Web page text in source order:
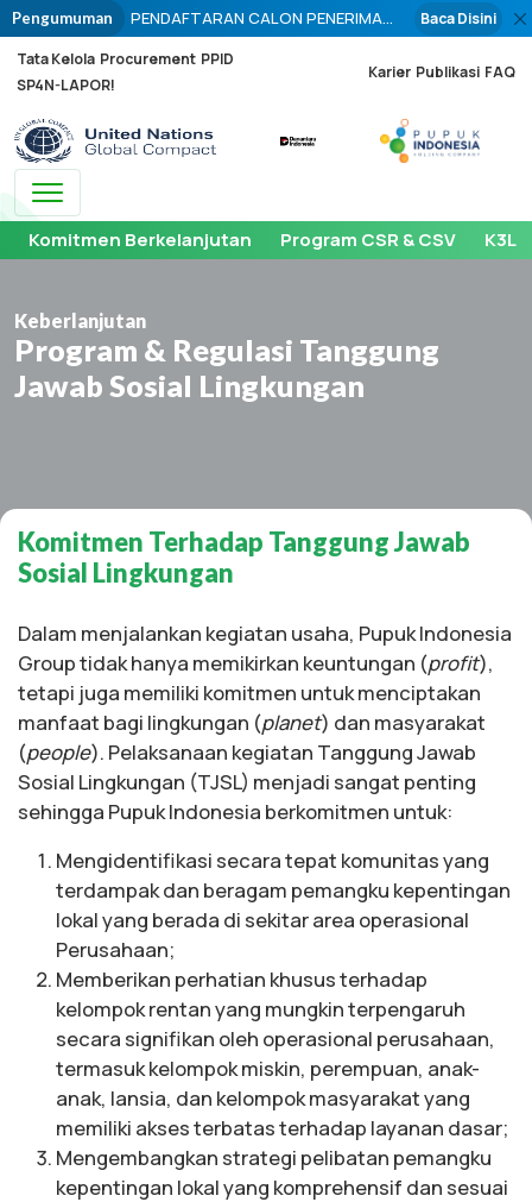
Pengumuman
PENDAFTARAN CALON PENERIMA
PUPUK PADA TITIK SERAH (PPTS)
PUPUK BERSUBSIDI PERIODE
Baca Disini
Tata Kelola Procurement PPID
SP4N-LAPOR!
Karier Publikasi FAQ
Toggle navigation
Komitmen Berkelanjutan Program CSR & CSV K3LH
Keberlanjutan
Program & Regulasi Tanggung
Jawab Sosial Lingkungan
Komitmen Terhadap Tanggung Jawab
Sosial Lingkungan
Dalam menjalankan kegiatan usaha, Pupuk Indonesia
Group tidak hanya memikirkan keuntungan (profit),
tetapi juga memiliki komitmen untuk menciptakan
manfaat bagi lingkungan (planet) dan masyarakat
(people). Pelaksanaan kegiatan Tanggung Jawab
Sosial Lingkungan (TJSL) menjadi sangat penting
sehingga Pupuk Indonesia berkomitmen untuk:
Mengidentifikasi secara tepat komunitas yang
terdampak dan beragam pemangku kepentingan
lokal yang berada di sekitar area operasional
Perusahaan;
Memberikan perhatian khusus terhadap
kelompok rentan yang mungkin terpengaruh
secara signifikan oleh operasional perusahaan,
termasuk kelompok miskin, perempuan, anak-
anak, lansia, dan kelompok masyarakat yang
memiliki akses terbatas terhadap layanan dasar;
Mengembangkan strategi pelibatan pemangku
kepentingan lokal yang komprehensif dan sesuai